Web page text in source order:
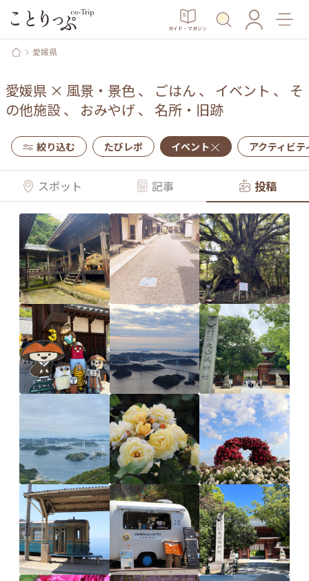
ガイド・マガジン
愛媛県
愛媛県 × 風景・景色、 ごはん 、 イベント 、 そ
の他施設、 おみやげ 、 名所・旧跡
絞り込む たびレポ イベント アクティビテ
スポット 記事 投稿